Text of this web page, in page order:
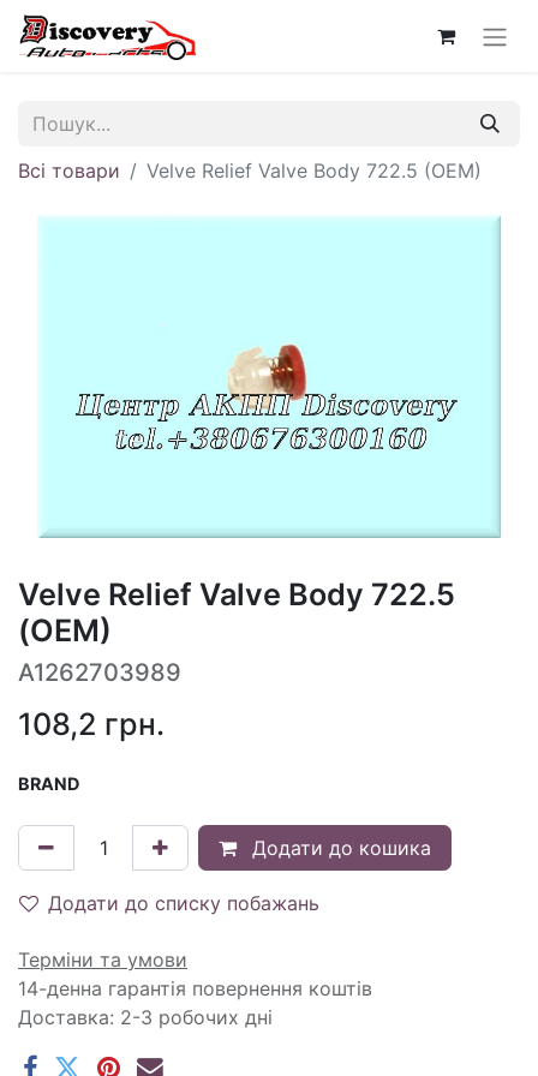
Всі товари Velve Relief Valve Body 722.5 (OEM)
Velve Relief Valve Body 722.5
(OEM)
A1262703989
108,2 грн.
BRAND
Додати до кошика
Додати до списку побажань
Терміни та умови
14-денна гарантія повернення коштів
Доставка: 2-3 робочих дні